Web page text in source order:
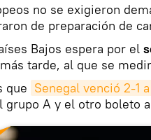
no se exigieron
de preparación de
Bajos espera por el
tarde, al que se
que Senegal venció 2-1
grupo A y el otro boleto